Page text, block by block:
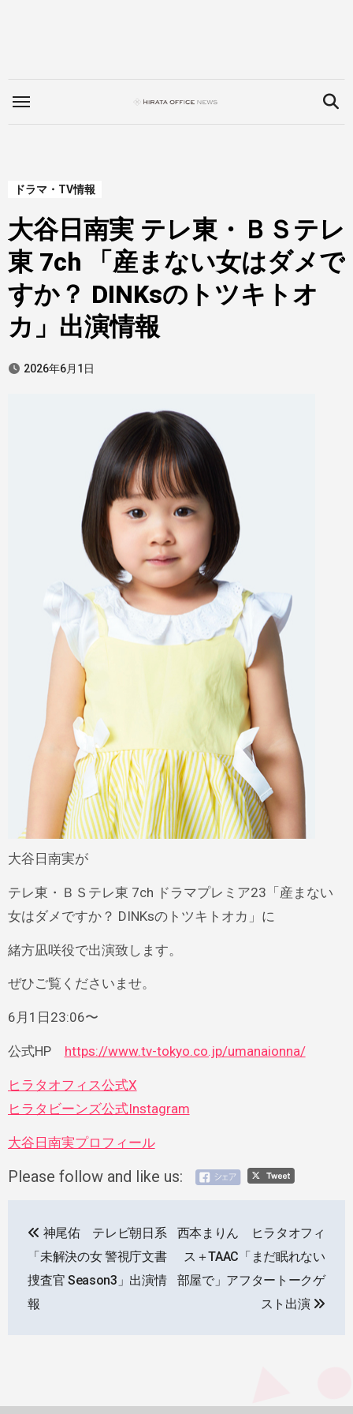
ドラマ・TV情報
大谷日南実 テレ東・ＢＳテレ
東 7ch 「産まない女はダメで
すか？ DINKsのトツキトオ
カ」出演情報
2026年6月1日
大谷日南実が
テレ東・ＢＳテレ東 7ch ドラマプレミア23「産まない
女はダメですか？ DINKsのトツキトオカ」に
緒方凪咲役で出演致します。
ぜひご覧くださいませ。
6月1日23:06〜
公式HP https://www.tv-tokyo.co.jp/umanaionna/
ヒラタオフィス公式X
ヒラタビーンズ公式Instagram
大谷日南実プロフィール
Please follow and like us:
ナ
ビ
神尾佑 テレビ朝日系
「未解決の女 警視庁文書
捜査官 Season3」出演情
報
西本まりん ヒラタオフィ
ス＋TAAC「まだ眠れない
部屋で」アフタートークゲ
スト出演